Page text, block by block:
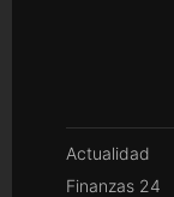
Actualidad
Finanzas 24